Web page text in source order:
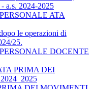
a.s. 2024-2025
ATA
le operazioni di
25.
DOCENTE
PRIMA DEI